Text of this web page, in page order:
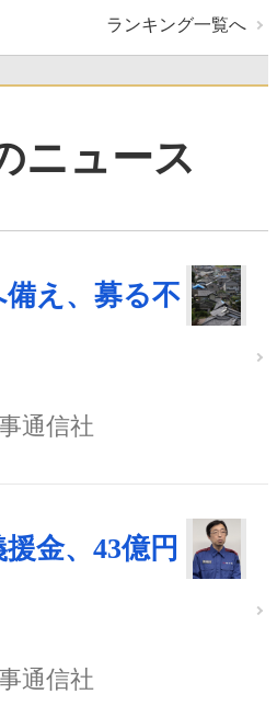
ランキング一覧へ
ニュース
え、募る不
通信社
金、43億円
通信社